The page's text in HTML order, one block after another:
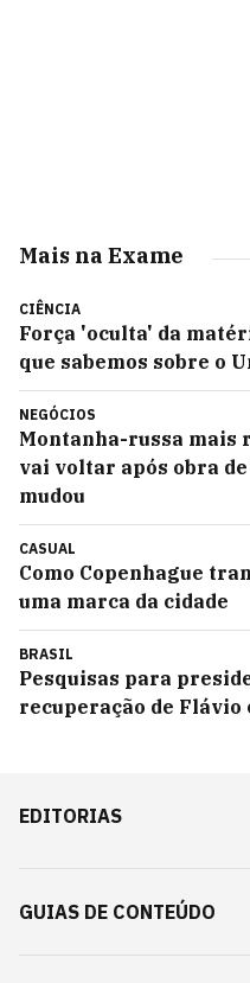
Mais na Exame
CIÊNCIA
Força 'oculta' da
que sabemos sobre o
NEGÓCIOS
Montanha-russa mais
vai voltar após obra
mudou
CASUAL
Como Copenhague
uma marca da cidade
BRASIL
Pesquisas para
recuperação de Flávio
EDITORIAS
GUIAS DE CONTEÚDO